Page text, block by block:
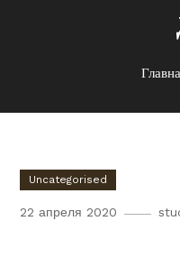
Uncategorised
22 апреля 2020